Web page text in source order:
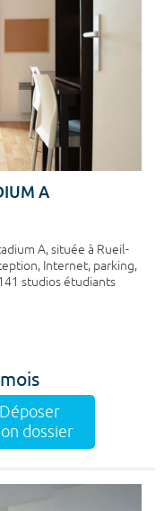
A
A, située à Rueil-
Internet, parking,
studios étudiants
Déposer
dossier